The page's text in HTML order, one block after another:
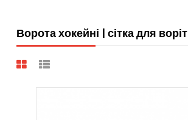
Ворота хокейні | сітка для воріт